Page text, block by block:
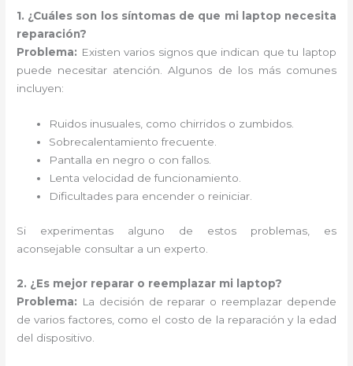
1. ¿Cuáles son los síntomas de que mi laptop necesita
reparación?
Problema: Existen varios signos que indican que tu laptop
puede necesitar atención. Algunos de los más comunes
incluyen:
Ruidos inusuales, como chirridos o zumbidos.
Sobrecalentamiento frecuente.
Pantalla en negro o con fallos.
Lenta velocidad de funcionamiento.
Dificultades para encender o reiniciar.
Si experimentas alguno de estos problemas, es
aconsejable consultar a un experto.
2. ¿Es mejor reparar o reemplazar mi laptop?
Problema: La decisión de reparar o reemplazar depende
de varios factores, como el costo de la reparación y la edad
del dispositivo.